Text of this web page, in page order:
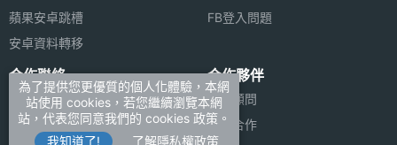
蘋果安卓跳槽
安卓資料轉移
FB登入問題
合作聯絡
廣告刊登
加入商店報價
合作夥伴
法律顧問
媒體合作
為了提供您更優質的個人化體驗，本網
站使用 cookies，若您繼續瀏覽本網
站，代表您同意我們的 cookies 政策。
我知道了!
了解隱私權政策